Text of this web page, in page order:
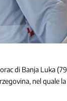
di Banja Luka
nel quale